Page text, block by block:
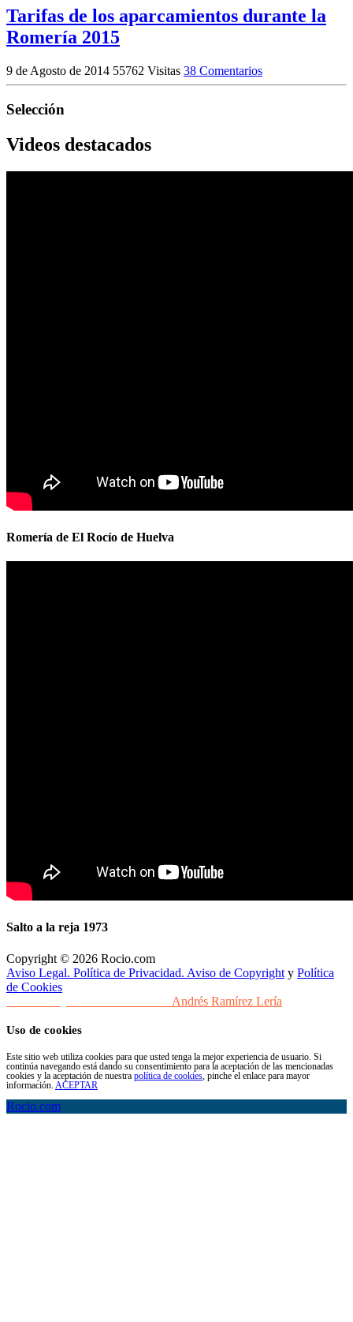
Tarifas de los aparcamientos durante la
Romería 2015
9 de Agosto de 2014 55762 Visitas 38 Comentarios
Selección
Videos destacados
Romería de El Rocío de Huelva
Salto a la reja 1973
Copyright © 2026 Rocio.com
Aviso Legal. Política de Privacidad. Aviso de Copyright y Política
de Cookies
Andrés Ramírez Lería
Uso de cookies
Este sitio web utiliza cookies para que usted tenga la mejor experiencia de usuario. Si
continúa navegando está dando su consentimiento para la aceptación de las mencionadas
cookies y la aceptación de nuestra política de cookies , pinche el enlace para mayor
información. ACEPTAR
Rocio.com